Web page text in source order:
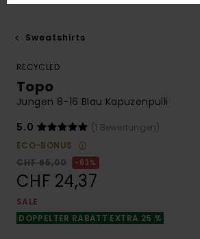
Sweatshirts
RECYCLED
Topo
Jungen 8-16 Blau Kapuzenpulli
5.0
(1 Bewertungen)
ECO-BONUS
CHF 65,00
63%
CHF 24,37
SALE
DOPPELTER RABATT EXTRA 25 %